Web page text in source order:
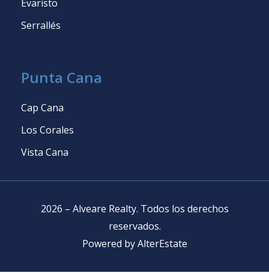
Evaristo
Serrallés
Punta Cana
Cap Cana
Los Corales
Vista Cana
2026 – Alveare Realty. Todos los derechos
reservados.
Powered by AlterEstate